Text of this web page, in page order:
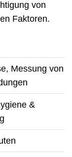
von
Faktoren.
Messung von
&